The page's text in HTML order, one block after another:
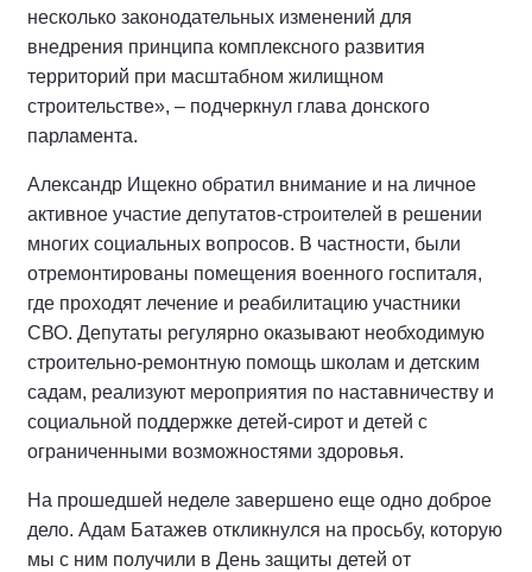
несколько законодательных изменений для
внедрения принципа комплексного развития
территорий при масштабном жилищном
строительстве», – подчеркнул глава донского
парламента.
Александр Ищекно обратил внимание и на личное
активное участие депутатов-строителей в решении
многих социальных вопросов. В частности, были
отремонтированы помещения военного госпиталя,
где проходят лечение и реабилитацию участники
СВО. Депутаты регулярно оказывают необходимую
строительно-ремонтную помощь школам и детским
садам, реализуют мероприятия по наставничеству и
социальной поддержке детей-сирот и детей с
ограниченными возможностями здоровья.
На прошедшей неделе завершено еще одно доброе
дело. Адам Батажев откликнулся на просьбу, которую
мы с ним получили в День защиты детей от